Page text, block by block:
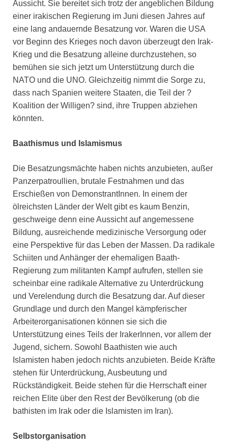
Aussicht. Sie bereitet sich trotz der angeblichen Bildung
einer irakischen Regierung im Juni diesen Jahres auf
eine lang andauernde Besatzung vor. Waren die USA
vor Beginn des Krieges noch davon überzeugt den Irak-
Krieg und die Besatzung alleine durchzustehen, so
bemühen sie sich jetzt um Unterstützung durch die
NATO und die UNO. Gleichzeitig nimmt die Sorge zu,
dass nach Spanien weitere Staaten, die Teil der ?
Koalition der Willigen? sind, ihre Truppen abziehen
könnten.
Baathismus und Islamismus
Die Besatzungsmächte haben nichts anzubieten, außer
Panzerpatroullien, brutale Festnahmen und das
Erschießen von DemonstrantInnen. In einem der
ölreichsten Länder der Welt gibt es kaum Benzin,
geschweige denn eine Aussicht auf angemessene
Bildung, ausreichende medizinische Versorgung oder
eine Perspektive für das Leben der Massen. Da radikale
Schiiten und Anhänger der ehemaligen Baath-
Regierung zum militanten Kampf aufrufen, stellen sie
scheinbar eine radikale Alternative zu Unterdrückung
und Verelendung durch die Besatzung dar. Auf dieser
Grundlage und durch den Mangel kämpferischer
Arbeiterorganisationen können sie sich die
Unterstützung eines Teils der IrakerInnen, vor allem der
Jugend, sichern. Sowohl Baathisten wie auch
Islamisten haben jedoch nichts anzubieten. Beide Kräfte
stehen für Unterdrückung, Ausbeutung und
Rückständigkeit. Beide stehen für die Herrschaft einer
reichen Elite über den Rest der Bevölkerung (ob die
bathisten im Irak oder die Islamisten im Iran).
Selbstorganisation